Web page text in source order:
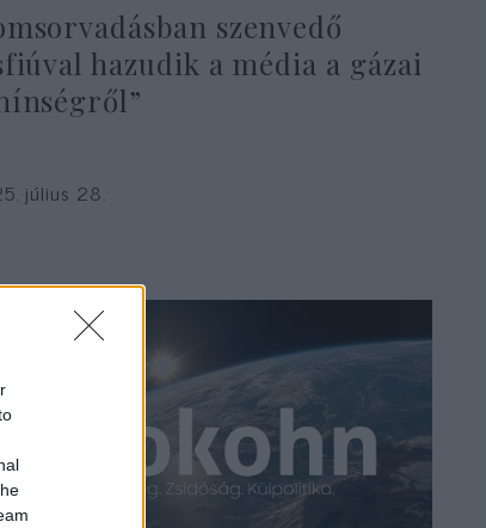
szenvedő
hazudik a média a gázai
július 28.